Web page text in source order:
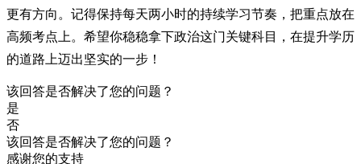
更有方向。记得保持每天两小时的持续学习节奏，把重点放在
高频考点上。希望你稳稳拿下政治这门关键科目，在提升学历
的道路上迈出坚实的一步！
该回答是否解决了您的问题？
是
否
该回答是否解决了您的问题？
感谢您的支持